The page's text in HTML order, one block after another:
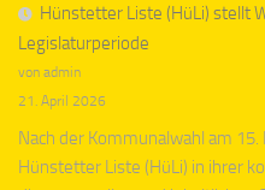
Hünstetter Liste (HüLi) stellt
Legislaturperiode
von admin
21. April 2026
Nach der Kommunalwahl am
Hünstetter Liste (HüLi) in ihrer